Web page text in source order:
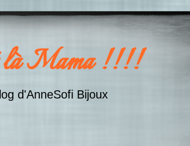
là Mama !!!!
d'AnneSofi Bijoux